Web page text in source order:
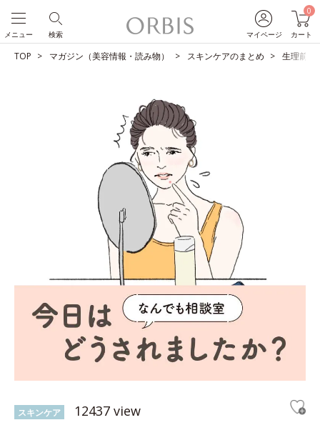
マイページ
0
カート
検索
メニュー
TOP マガジン（美容情報・読み物） スキンケアのまとめ 生理前の
スキンケア 12437 view